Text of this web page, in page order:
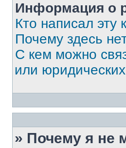
Информация о
Кто написал
Почему здесь
С кем можно
или
» Почему я не